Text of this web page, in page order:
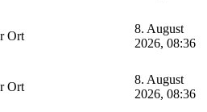
Ort
8. August
2026, 08:36
Ort
8. August
2026, 08:36